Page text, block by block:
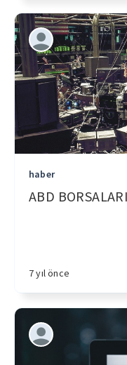
haber
ABD
7 yıl önce